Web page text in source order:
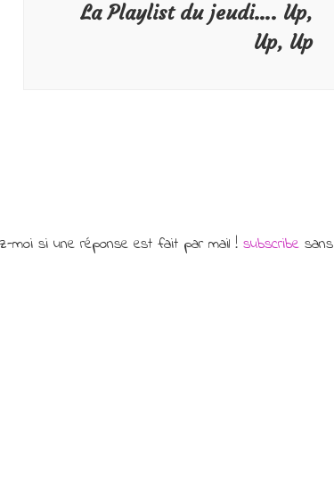
La Playlist du jeudi…. Up,
Up, Up
moi si une réponse est fait par mail ! subscribe sans